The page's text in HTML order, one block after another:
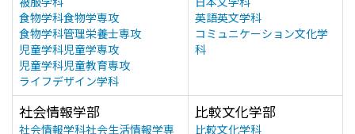
食物学科食物学専攻
食物学科管理栄養士専攻
児童学科児童学専攻
児童学科児童教育専攻
ライフデザイン学科
英語英文学科
コミュニケーション文化学
科
社会情報学部
社会情報学科社会生活情報学専
比較文化学部
比較文化学科